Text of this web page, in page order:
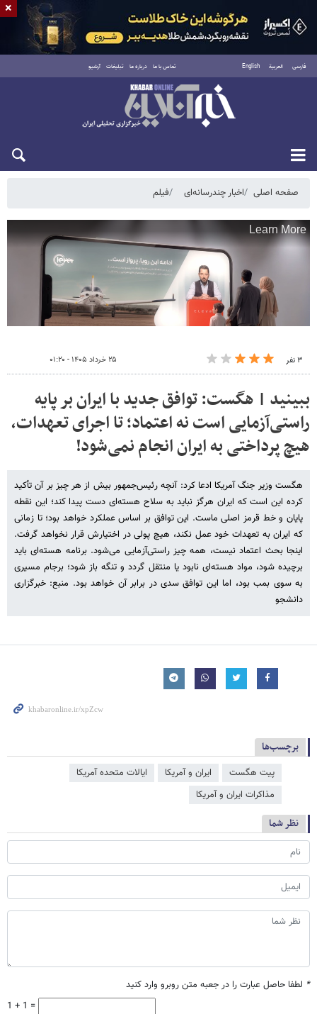
فارسی العربية English تماس با ما درباره ما تبلیغات آرشیو
شنبه ۱۷ مرداد ۱۴۰۵
صفحه اصلی اخبار چندرسانه‌ای فیلم
۳ نفر ۲۵ خرداد ۱۴۰۵ - ۰۱:۲۰
ببینید | هگست: توافق جدید با ایران بر پایه
راستی‌آزمایی است نه اعتماد؛ تا اجرای تعهدات،
هیچ پرداختی به ایران انجام نمی‌شود!
هگست وزیر جنگ آمریکا ادعا کرد: آنچه رئیس‌جمهور بیش از هر چیز بر آن تأکید
کرده این است که ایران هرگز نباید به سلاح هسته‌ای دست پیدا کند؛ این نقطه
پایان و خط قرمز اصلی ماست. این توافق بر اساس عملکرد خواهد بود؛ تا زمانی
که ایران به تعهدات خود عمل نکند، هیچ پولی در اختیارش قرار نخواهد گرفت.
اینجا بحث اعتماد نیست، همه چیز راستی‌آزمایی می‌شود. برنامه هسته‌ای باید
برچیده شود، مواد هسته‌ای نابود یا منتقل گردد و تنگه باز شود؛ برجام مسیری
به سوی بمب بود، اما این توافق سدی در برابر آن خواهد بود. منبع: خبرگزاری
دانشجو
برچسب‌ها
پیت هگست ایران و آمریکا
ایالات متحده آمریکا
مذاکرات ایران و آمریکا
نظر شما
* لطفا حاصل عبارت را در جعبه متن روبرو وارد کنید
1 + 1 =
×